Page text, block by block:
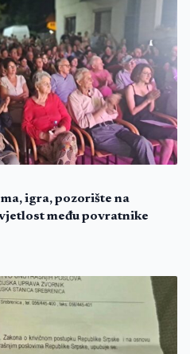
igra, pozorište na
među povratnike